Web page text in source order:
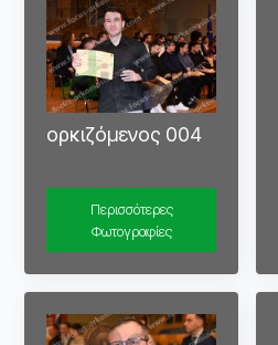
ορκιζόμενος 004
Περισσότερες
Φωτογραφίες